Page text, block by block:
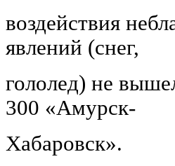
воздействия
явлений (снег,
гололед) не
300 «Амурск-
Хабаровск».